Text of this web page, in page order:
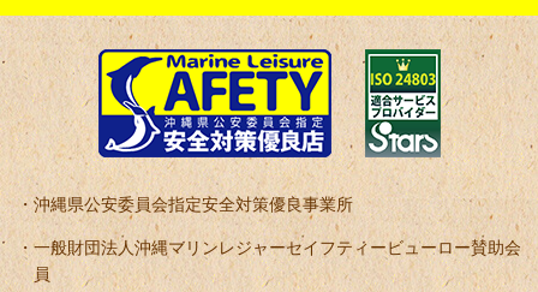
沖縄県公安委員会指定安全対策優良事業所
一般財団法人沖縄マリンレジャーセイフティービューロー賛助会
員